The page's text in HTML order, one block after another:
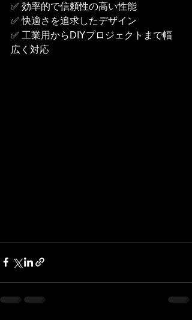
✅ 効率的で信頼性の高い性能
✅ 快適さを追求したデザイン
✅ 工業用からDIYプロジェクトまで幅
広く対応